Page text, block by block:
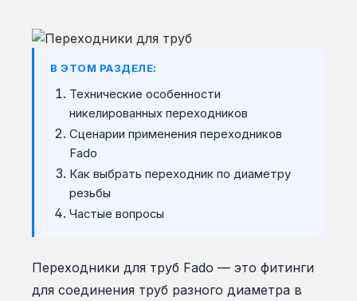
В ЭТОМ РАЗДЕЛЕ:
Технические особенности
никелированных переходников
Сценарии применения переходников
Fado
Как выбрать переходник по диаметру
резьбы
Частые вопросы
Переходники для труб Fado — это фитинги
для соединения труб разного диаметра в